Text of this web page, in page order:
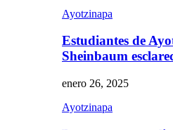
Ayotzinapa
Estudiantes de
Sheinbaum
enero 26, 2025
Ayotzinapa